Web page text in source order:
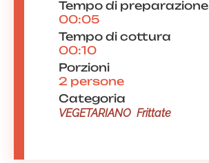
Tempo di preparazione
00:05
Tempo di cottura
00:10
Porzioni
2 persone
Categoria
VEGETARIANO Frittate